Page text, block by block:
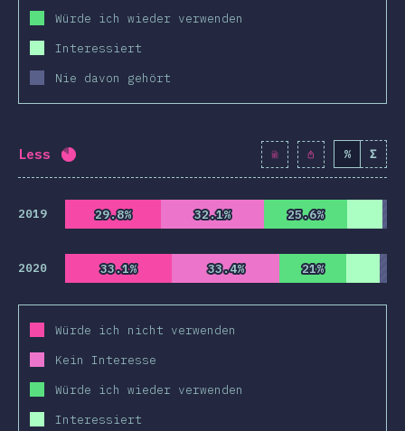
Würde ich wieder verwenden
Interessiert
Nie davon gehört
Less Fortschritt: ) % Σ
2019 29.8%
29.8% 32.1%
32.1% 25.6%
25.6%
2020 33.1%
33.1% 33.4%
33.4% 21%
21%
Würde ich nicht verwenden
Kein Interesse
Würde ich wieder verwenden
Interessiert